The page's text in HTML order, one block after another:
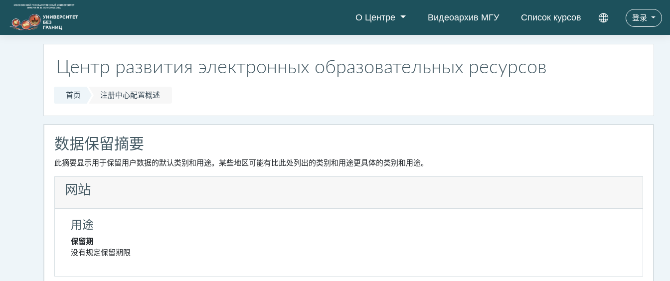
О Центре Видеоархив МГУ Список курсов 登录
跳到主要内容
Центр развития электронных образовательных ресурсов
首页 注册中心配置概述
‎数据保留摘要‎
此摘要显示用于保留用户数据的默认类别和用途。某些地区可能有比此处列出的类别和用途更具体的类别和用途。‎
网站
用途
保留期
没有规定保留期限